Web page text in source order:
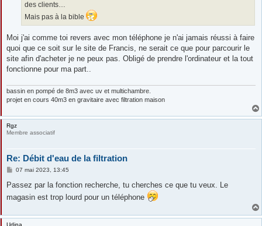
des clients…
Mais pas à la bible
Moi j'ai comme toi revers avec mon téléphone je n'ai jamais réussi à faire
quoi que ce soit sur le site de Francis, ne serait ce que pour parcourir le
site afin d'acheter je ne peux pas. Obligé de prendre l'ordinateur et la tout
fonctionne pour ma part..
bassin en pompé de 8m3 avec uv et multichambre.
projet en cours 40m3 en gravitaire avec filtration maison
Rgz
Membre associatif
Re: Débit d'eau de la filtration
M
s
a
07 mai 2023, 13:45
Passez par la fonction recherche, tu cherches ce que tu veux. Le
magasin est trop lourd pour un téléphone
Udina